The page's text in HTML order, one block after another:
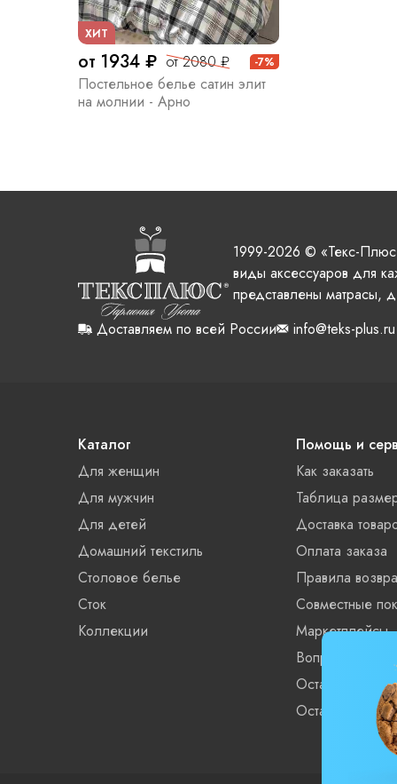
ХИТ
от 1934 ₽ от 2080 ₽ -7%
Постельное белье сатин элит
на молнии - Арно
1999-2026 © «Текс-
виды аксессуаров для
представлены матрасы,
Доставляем по всей России
info@teks-plus.ru
Каталог
Для женщин
Для мужчин
Для детей
Домашний текстиль
Столовое белье
Сток
Коллекции
Помощь и
Как заказать
Таблица
Доставка
Оплата заказа
Правила
Совместные
Маркетплейсы
Вопросы и
Остатки xls
Остатки XML